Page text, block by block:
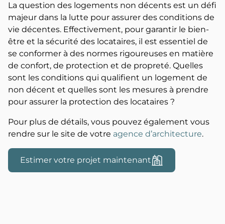
La question des logements non décents est un défi
majeur dans la lutte pour assurer des conditions de
vie décentes. Effectivement, pour garantir le bien-
être et la sécurité des locataires, il est essentiel de
se conformer à des normes rigoureuses en matière
de confort, de protection et de propreté. Quelles
sont les conditions qui qualifient un logement de
non décent et quelles sont les mesures à prendre
pour assurer la protection des locataires ?
Pour plus de détails, vous pouvez également vous
rendre sur le site de votre agence d’architecture.
Estimer votre projet maintenant